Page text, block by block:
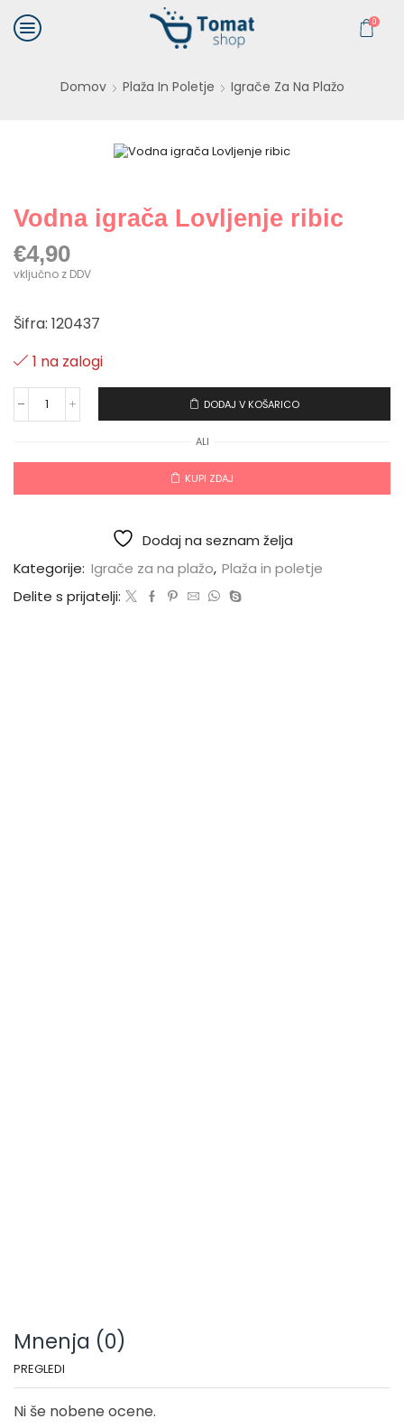
0
Domov Plaža In Poletje Igrače Za Na Plažo
Vodna igrača Lovljenje ribic
€4,90
vključno z DDV
Šifra: 120437
1 na zalogi
DODAJ V KOŠARICO
ALI
KUPI ZDAJ
Dodaj na seznam želja
Kategorije: Igrače za na plažo, Plaža in poletje
Delite s prijatelji:
Mnenja (0)
PREGLEDI
Ni še nobene ocene.